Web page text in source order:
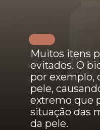
Muitos itens
evitados. O
por exemplo,
pele,
extremo que
situação das
da pele.